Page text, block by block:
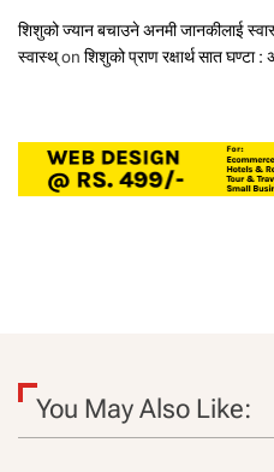
शिशुको ज्यान बचाउने अनमी जानकीलाई
स्वास्थ्on शिशुको प्राण रक्षार्थ सात घण्टा
You May Also Like: